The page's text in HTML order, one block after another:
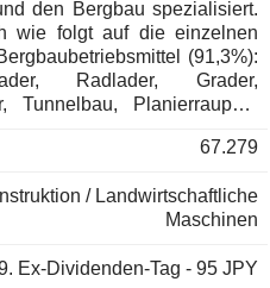
den Bergbau spezialisiert.
wie folgt auf die einzelnen
(91,3%):
Radlader, Grader,
Tunnelbau, Planierraupen,
Abkantpressen,
Der Nettoumsatz
folgt: Japan (13,9%), China
und Naher Osten (6,8%).
67.279
/ Landwirtschaftliche
Maschinen
Ex-Dividenden-Tag - 95 JPY